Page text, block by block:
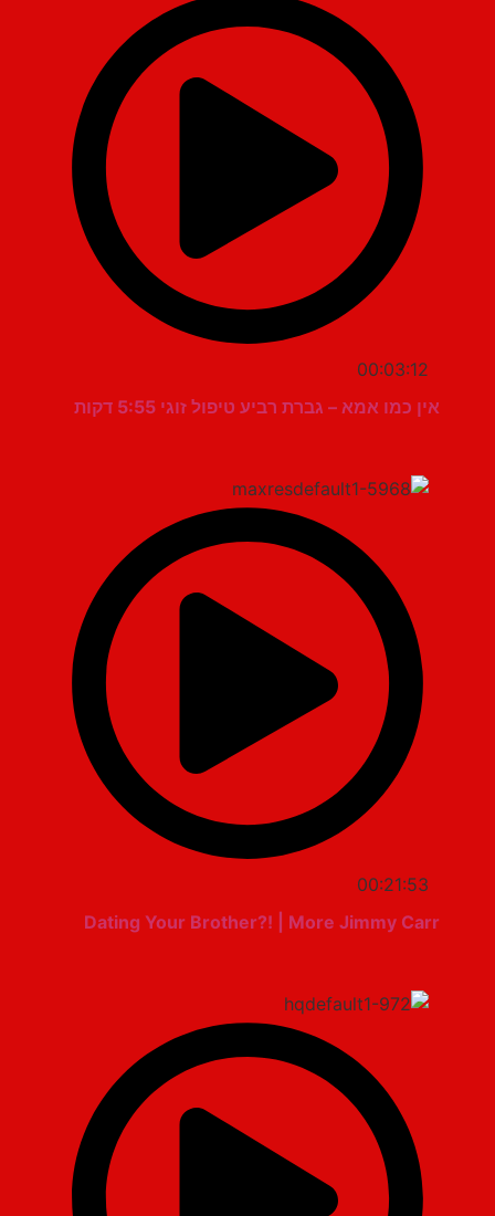
00:03:12
אין כמו אמא – גברת רביע טיפול זוגי 5:55 דקות
00:21:53
Dating Your Brother?! | More Jimmy Carr